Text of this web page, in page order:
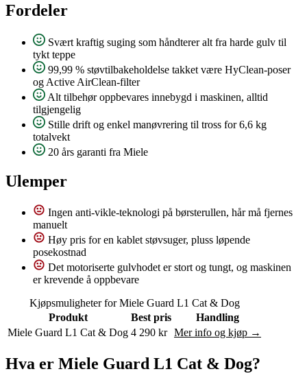
Fordeler
Svært kraftig suging som håndterer alt fra harde gulv til
tykt teppe
99,99 % støvtilbakeholdelse takket være HyClean-poser
og Active AirClean-filter
Alt tilbehør oppbevares innebygd i maskinen, alltid
tilgjengelig
Stille drift og enkel manøvrering til tross for 6,6 kg
totalvekt
20 års garanti fra Miele
Ulemper
Ingen anti-vikle-teknologi på børsterullen, hår må fjernes
manuelt
Høy pris for en kablet støvsuger, pluss løpende
posekostnad
Det motoriserte gulvhodet er stort og tungt, og maskinen
er krevende å oppbevare
Kjøpsmuligheter for Miele Guard L1 Cat & Dog
Produkt
Best pris
Handling
Miele Guard L1 Cat & Dog 4 290 kr Mer info og kjøp →
Hva er Miele Guard L1 Cat & Dog?